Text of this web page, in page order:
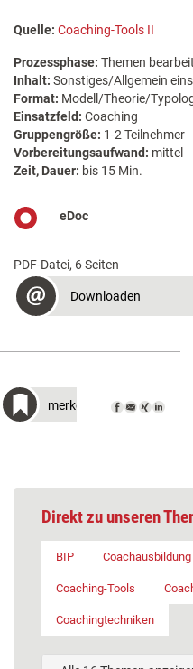
Quelle: Coaching-Tools II
Prozessphase: Themen
Inhalt: Sonstiges/Allgemein
Format: Modell/Theorie/
Einsatzfeld: Coaching
Gruppengröße: 1-2 Teilnehmer
Vorbereitungsaufwand: mittel
Zeit, Dauer: bis 15 Min.
eDoc
PDF-Datei, 6 Seiten
Downloaden
merken
Direkt zu unseren
BIP Coachausbildung
Coaching-Tools
Coachingtechniken